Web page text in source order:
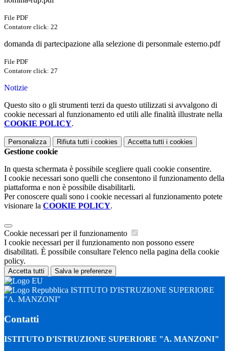
File PDF
Contatore click: 22
domanda di partecipazione alla selezione di personmale esterno.pdf
File PDF
Contatore click: 27
Notizie
Questo sito o gli strumenti terzi da questo utilizzati si avvalgono di
cookie necessari al funzionamento ed utili alle finalità illustrate nella
COOKIE POLICY.
Personalizza Rifiuta tutti i cookies Accetta tutti i cookies
Gestione cookie
In questa schermata è possibile scegliere quali cookie consentire.
I cookie necessari sono quelli che consentono il funzionamento della
piattaforma e non è possibile disabilitarli.
Per conoscere quali sono i cookie necessari al funzionamento potete
visionare la COOKIE POLICY.
Cookie necessari per il funzionamento
I cookie necessari per il funzionamento non possono essere
disabilitati. È possibile consultare l'elenco nella pagina della cookie
policy.
Accetta tutti Salva le preferenze
ISTITUTO D'ISTRUZIONE SUPERIORE
"A. MANZONI"
Contatti
ISTITUTO D'ISTRUZIONE SUPERIORE "A. MANZONI"